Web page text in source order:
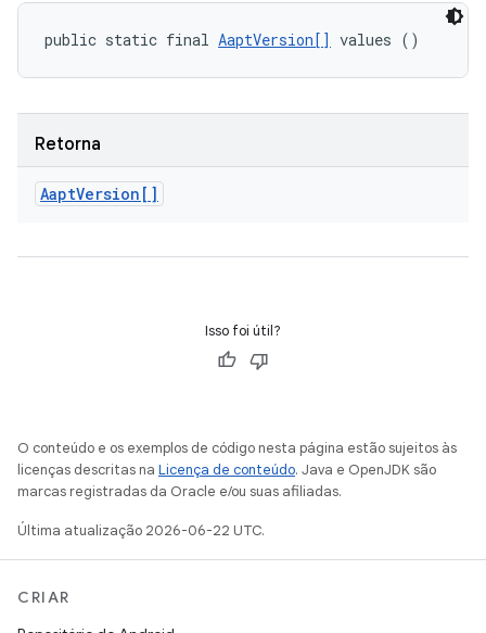
public static final AaptVersion[] values ()
Retorna
AaptVersion[]
Isso foi útil?
O conteúdo e os exemplos de código nesta página estão sujeitos às
licenças descritas na Licença de conteúdo. Java e OpenJDK são
marcas registradas da Oracle e/ou suas afiliadas.
Última atualização 2026-06-22 UTC.
CRIAR